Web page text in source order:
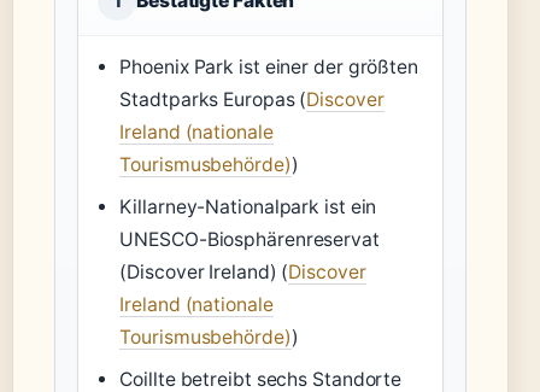
Phoenix Park ist einer der größten
Stadtparks Europas (Discover
Ireland (nationale
Tourismusbehörde))
Killarney-Nationalpark ist ein
UNESCO-Biosphärenreservat
(Discover Ireland) (Discover
Ireland (nationale
Tourismusbehörde))
Coillte betreibt sechs Standorte